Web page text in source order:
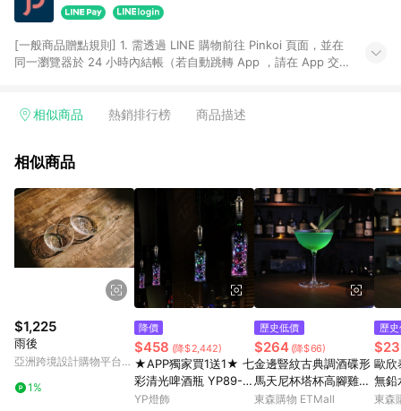
[一般商品贈點規則] 1. 需透過 LINE 購物前往 Pinkoi 頁面，並在
同一瀏覽器於 24 小時內結帳（若自動跳轉 App ，請在 App 交
回饋訂單不得享有 Pinkoi 站方優惠，例如首購優惠，P coins，
行為，不具贈點資格，部分退款不在此限。 6. APP 請更新至
貨後 45 天後發送。 8. 群眾募資商品，禮物卡，開館保證金，補
運費，攤位費等不具贈點資格。 9. LINE 購物站上之商品規格、
顏色、價位、贈品如與 Pinkoi 商品資訊頁及購物車不符，以
Pinkoi 購物商品資訊頁及購物車標示為準。 10. 點數紅包使用規
則請以點數紅包活動說明為準。 11. 若於 LINE 購物前往 Pinkoi
頁面後才首次下載 Pinkoi APP 並完成訂單，不符合導購資格；承
上，首次下載 Pinkoi APP 後，需透過 LINE 購物前往 Pinkoi 頁
面，方享導購資格。
相似商品 熱銷排行榜 商品描述
相似商品
$1,225
雨後
亞洲跨境設計購物平台
1%
降價
$458 (降$2,442)
★APP獨家買1送1★ 七
彩清光啤酒瓶 YP89-4
08-88
YP燈飾
歷史低價
$264 (降$66)
金邊豎紋古典調酒碟形
馬天尼杯塔杯高腳雞水
晶玻璃尾酒杯氣泡酒杯
東森購物 ETMall
歷
歐欣
無鉛
腳杯
東森